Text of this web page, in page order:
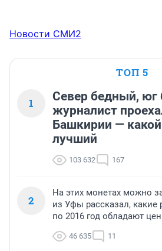
Новости СМИ2
ТОП 5
1
Север бедный, юг
журналист
Башкирии —
лучший
103 632 167
2
На этих монетах можно
из Уфы рассказал, какие
по 2016 год обладают
46 635 11